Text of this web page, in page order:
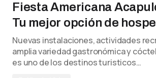
Fiesta Americana
Tu mejor opción de
Nuevas instalaciones, actividades
amplia variedad gastronómica y
es uno de los destinos turisticos…